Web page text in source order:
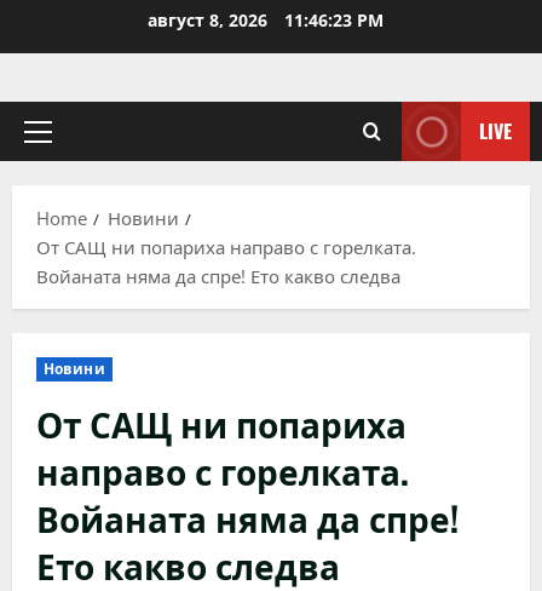
август 8, 2026 11:46:24 PM
Primary
LIVE
Home
Новини
От САЩ ни попариха направо с горелката.
Войаната няма да спре! Ето какво следва
Новини
От САЩ ни попариха
направо с горелката.
Войаната няма да спре!
Ето какво следва